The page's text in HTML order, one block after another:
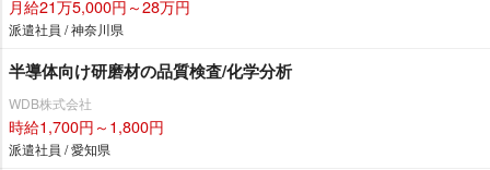
月給21万5,000円～28万円
派遣社員 / 神奈川県
半導体向け研磨材の品質検査/化学分析
WDB株式会社
時給1,700円～1,800円
派遣社員 / 愛知県